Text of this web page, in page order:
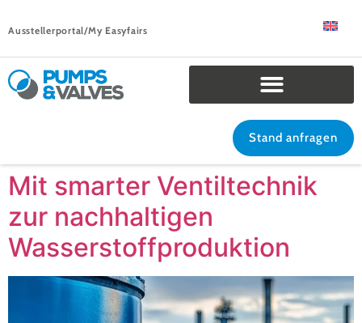
Ausstellerportal/My Easyfairs
Stand anfragen
Mit smarter Ventiltechnik
zur nachhaltigen
Wasserstoffproduktion